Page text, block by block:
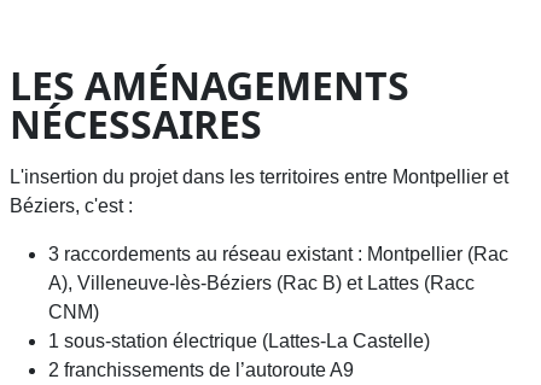
LES AMÉNAGEMENTS
NÉCESSAIRES
L'insertion du projet dans les territoires entre Montpellier et
Béziers, c'est :
3 raccordements au réseau existant : Montpellier (Rac
A), Villeneuve-lès-Béziers (Rac B) et Lattes (Racc
CNM)
1 sous-station électrique (Lattes-La Castelle)
2 franchissements de l’autoroute A9